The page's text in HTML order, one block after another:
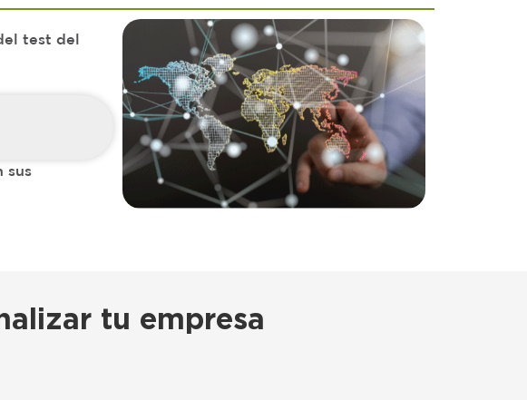
test del
sus
tu empresa